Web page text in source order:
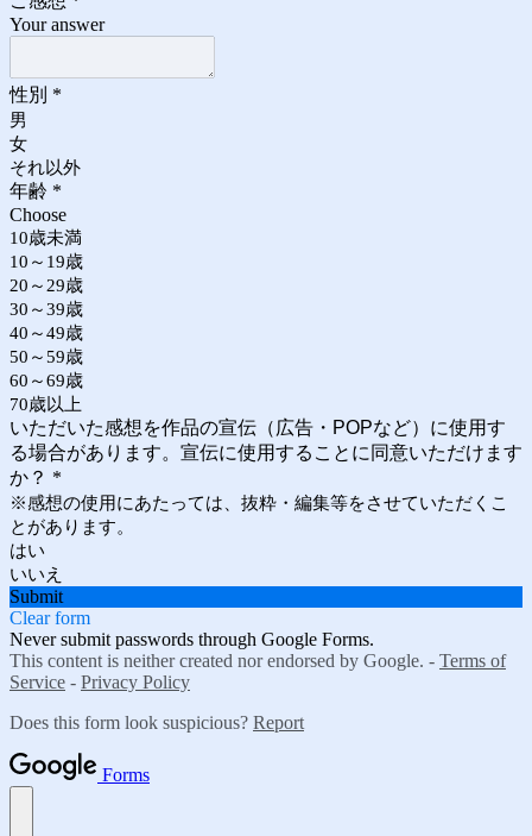
Your answer
性別 *
男
女
それ以外
年齢 *
Choose
10歳未満
10～19歳
20～29歳
30～39歳
40～49歳
50～59歳
60～69歳
70歳以上
いただいた感想を作品の宣伝（広告・POPなど）に使用す
る場合があります。宣伝に使用することに同意いただけます
か？ *
※感想の使用にあたっては、抜粋・編集等をさせていただくこ
とがあります。
はい
いいえ
Submit
Clear form
Never submit passwords through Google Forms.
This content is neither created nor endorsed by Google. - Terms of
Service - Privacy Policy
Does this form look suspicious? Report
Forms